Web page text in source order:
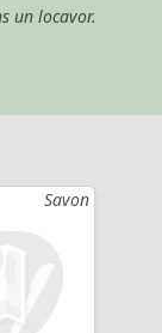
un locavor.
Savon